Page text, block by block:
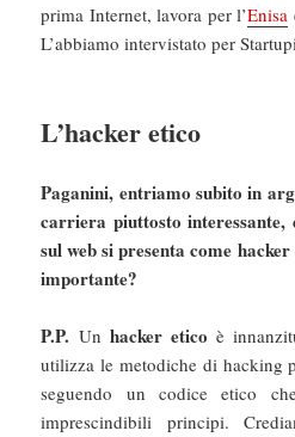
prima Internet, lavora per l’Enisa
L’abbiamo intervistato per
L’hacker etico
Paganini, entriamo subito in
carriera piuttosto
sul web si presenta come
importante?
P.P. Un hacker etico è
utilizza le metodiche di hacking
seguendo un codice etico
imprescindibili principi.